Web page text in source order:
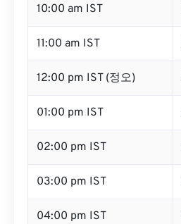
10:00 am IST
11:00 am IST
12:00 pm IST (정오)
01:00 pm IST
02:00 pm IST
03:00 pm IST
04:00 pm IST